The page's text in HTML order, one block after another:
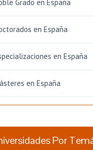
Grado en España
en España
en España
en España
Por